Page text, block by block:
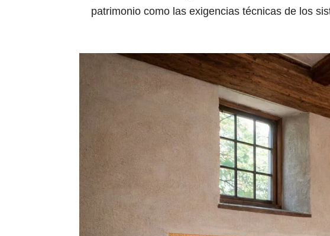
patrimonio como las exigencias técnicas de los